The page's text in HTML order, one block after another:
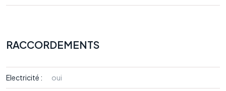
RACCORDEMENTS
Electricité : oui